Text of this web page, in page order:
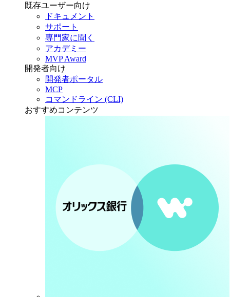
既存ユーザー向け
ドキュメント
サポート
専門家に聞く
アカデミー
MVP Award
開発者向け
開発者ポータル
MCP
コマンドライン (CLI)
おすすめコンテンツ